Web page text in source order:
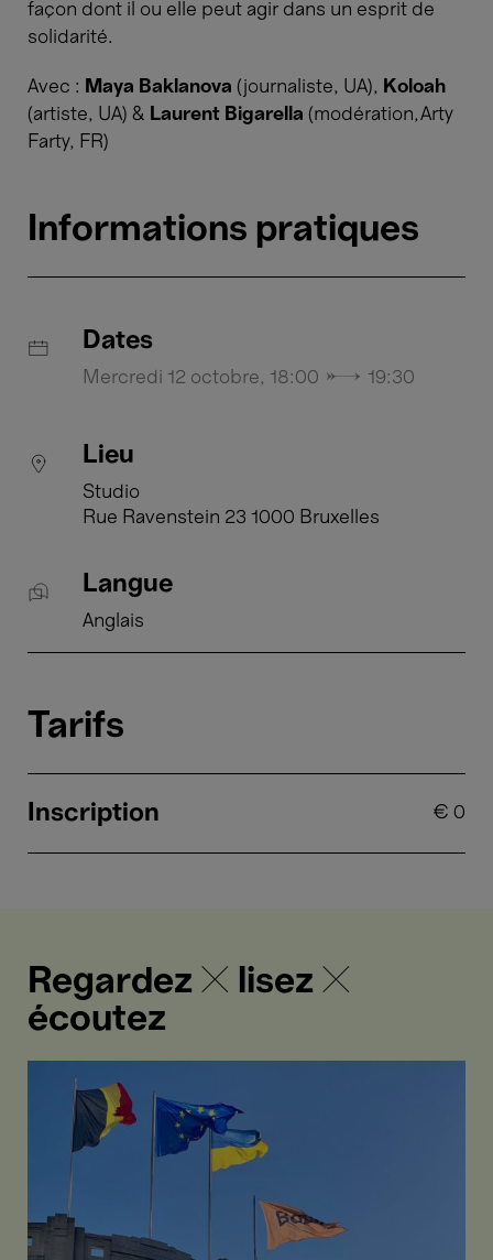
façon dont il ou elle peut agir dans un esprit de
solidarité.
Avec : Maya Baklanova (journaliste, UA), Koloah
(artiste, UA) & Laurent Bigarella (modération,Arty
Farty, FR)
Informations pratiques
Dates
Mercredi 12 octobre, 18:00 → 19:30
Lieu
Studio
Rue Ravenstein 23 1000 Bruxelles
Langue
Anglais
Tarifs
Inscription € 0
Regardez ✕ lisez ✕
écoutez
l'Ukraine